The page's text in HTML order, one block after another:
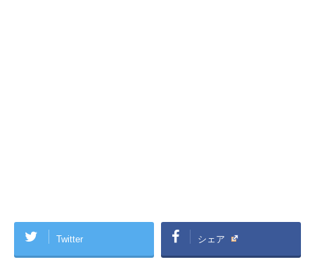
Twitter シェア